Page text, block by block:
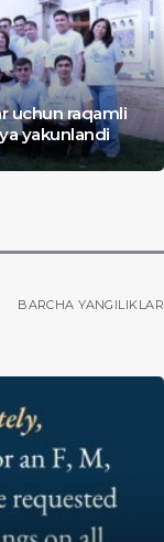
uchun raqamli
yakunlandi
BARCHA YANGILIKLAR